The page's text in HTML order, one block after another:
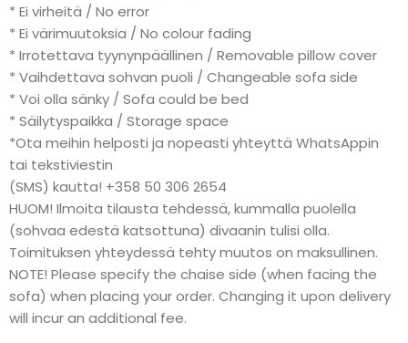
* Ei virheitä / No error
* Ei värimuutoksia / No colour fading
* Irrotettava tyynynpäällinen / Removable pillow cover
* Vaihdettava sohvan puoli / Changeable sofa side
* Voi olla sänky / Sofa could be bed
* Säilytyspaikka / Storage space
*Ota meihin helposti ja nopeasti yhteyttä WhatsAppin
tai tekstiviestin
(SMS) kautta! +358 50 306 2654
HUOM! Ilmoita tilausta tehdessä, kummalla puolella
(sohvaa edestä katsottuna) divaanin tulisi olla.
Toimituksen yhteydessä tehty muutos on maksullinen.
NOTE! Please specify the chaise side (when facing the
sofa) when placing your order. Changing it upon delivery
will incur an additional fee.